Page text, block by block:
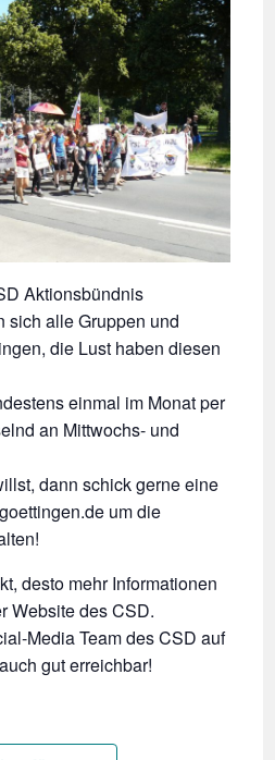
Aktionsbündnis
sich alle Gruppen und
die Lust haben diesen
einmal im Monat per
an Mittwochs- und
dann schick gerne eine
um die
desto mehr Informationen
Website des CSD.
Media Team des CSD auf
gut erreichbar!